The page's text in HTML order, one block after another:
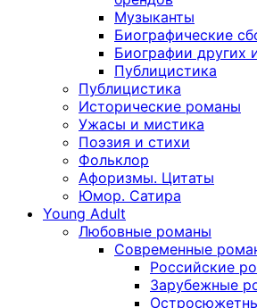
Музыканты
Биографические
Биографии других
Публицистика
Публицистика
Исторические романы
Ужасы и мистика
Поэзия и стихи
Фольклор
Афоризмы. Цитаты
Юмор. Сатира
Young Adult
Любовные романы
Современные
Российские
Зарубежные